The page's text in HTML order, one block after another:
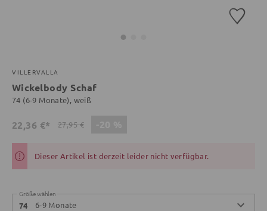
VILLERVALLA
Wickelbody Schaf
74 (6-9 Monate), weiß
22,36 €* 27,95 €
Dieser Artikel ist derzeit leider nicht verfügbar.
Größe wählen
74 6-9 Monate